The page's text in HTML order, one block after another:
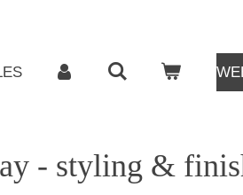
- styling &